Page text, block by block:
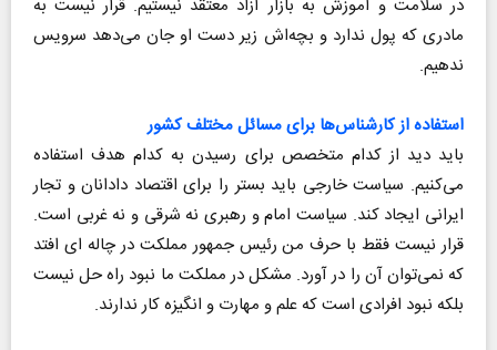
در سلامت و آموزش به بازار آزاد معتقد نیستیم. قرار نیست به
مادری که پول ندارد و بچه‌اش زیر دست او جان می‌دهد سرویس
ندهیم.
استفاده از کارشناس‌ها برای مسائل مختلف کشور
باید دید از کدام متخصص برای رسیدن به کدام هدف استفاده
می‌کنیم. سیاست خارجی باید بستر را برای اقتصاد دادانان و تجار
ایرانی ایجاد کند. سیاست امام و رهبری نه شرقی و نه غربی است.
قرار نیست فقط با حرف من رئیس جمهور مملکت در چاله ای افتد
که نمی‌توان آن را در آورد. مشکل در مملکت ما نبود راه حل نیست
بلکه نبود افرادی است که علم و مهارت و انگیزه کار ندارند.